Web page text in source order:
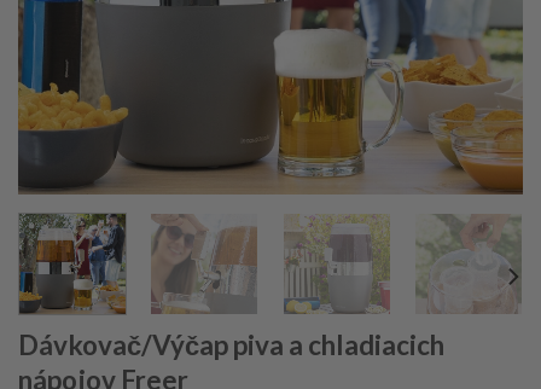
Dávkovač/Výčap piva a chladiacich
nápojov Freer